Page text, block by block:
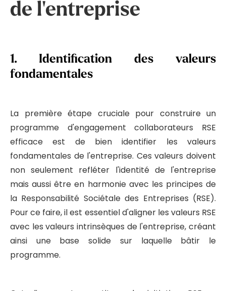
de l'entreprise
1. Identification des valeurs
fondamentales
La première étape cruciale pour construire un
programme d'engagement collaborateurs RSE
efficace est de bien identifier les valeurs
fondamentales de l'entreprise. Ces valeurs doivent
non seulement refléter l'identité de l'entreprise
mais aussi être en harmonie avec les principes de
la Responsabilité Sociétale des Entreprises (RSE).
Pour ce faire, il est essentiel d'aligner les valeurs RSE
avec les valeurs intrinsèques de l'entreprise, créant
ainsi une base solide sur laquelle bâtir le
programme.